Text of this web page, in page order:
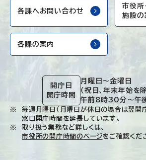
各課へお問い合わせ
市役所
施設の
各課の案内
開庁日
開庁時間
月曜日～金曜日
（祝日、年末年始を除
午前8時30分～午
毎週月曜日（月曜日が休日の場合は翌開
窓口開庁時間を延長しています。
取り扱う業務など詳しくは、
市役所の開庁時間のページをご確認くだ